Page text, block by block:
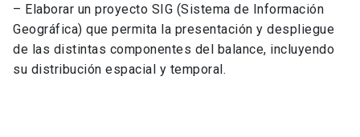
– Elaborar un proyecto SIG (Sistema de Información
Geográfica) que permita la presentación y despliegue
de las distintas componentes del balance, incluyendo
su distribución espacial y temporal.